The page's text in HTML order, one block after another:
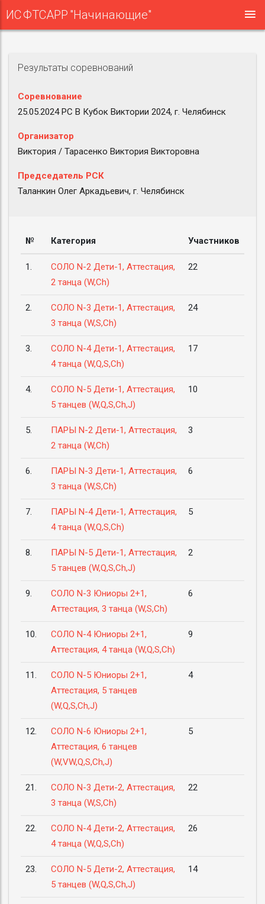
ИС ФТСАРР "Начинающие"
Результаты соревнований
Соревнование
25.05.2024 РС B Кубок Виктории 2024, г. Челябинск
Организатор
Виктория / Тарасенко Виктория Викторовна
Председатель РСК
Таланкин Олег Аркадьевич, г. Челябинск
№ Категория Участников
1.
СОЛО N-2 Дети-1, Аттестация,
2 танца (W,Ch)
22
2.
СОЛО N-3 Дети-1, Аттестация,
3 танца (W,S,Ch)
24
3.
СОЛО N-4 Дети-1, Аттестация,
4 танца (W,Q,S,Ch)
17
4.
СОЛО N-5 Дети-1, Аттестация,
5 танцев (W,Q,S,Ch,J)
10
5.
ПАРЫ N-2 Дети-1, Аттестация,
2 танца (W,Ch)
3
6.
ПАРЫ N-3 Дети-1, Аттестация,
3 танца (W,S,Ch)
6
7.
ПАРЫ N-4 Дети-1, Аттестация,
4 танца (W,Q,S,Ch)
5
8.
ПАРЫ N-5 Дети-1, Аттестация,
5 танцев (W,Q,S,Ch,J)
2
9.
СОЛО N-3 Юниоры 2+1,
Аттестация, 3 танца (W,S,Ch)
6
10.
СОЛО N-4 Юниоры 2+1,
Аттестация, 4 танца (W,Q,S,Ch)
9
11.
СОЛО N-5 Юниоры 2+1,
Аттестация, 5 танцев
(W,Q,S,Ch,J)
4
12.
СОЛО N-6 Юниоры 2+1,
Аттестация, 6 танцев
(W,VW,Q,S,Ch,J)
5
21.
СОЛО N-3 Дети-2, Аттестация,
3 танца (W,S,Ch)
22
22.
СОЛО N-4 Дети-2, Аттестация,
4 танца (W,Q,S,Ch)
26
23.
СОЛО N-5 Дети-2, Аттестация,
5 танцев (W,Q,S,Ch,J)
14